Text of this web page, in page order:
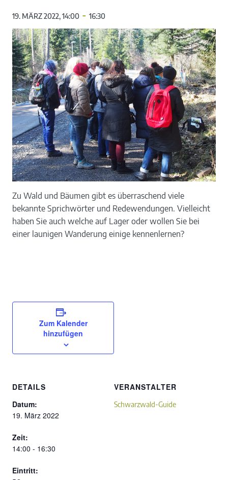
19. MÄRZ 2022, 14:00 - 16:30
Zu Wald und Bäumen gibt es überraschend viele
bekannte Sprichwörter und Redewendungen. Vielleicht
haben Sie auch welche auf Lager oder wollen Sie bei
einer launigen Wanderung einige kennenlernen?
Zum Kalender
hinzufügen
DETAILS
Datum:
19. März 2022
Zeit:
14:00 - 16:30
Eintritt:
VERANSTALTER
Schwarzwald-Guide